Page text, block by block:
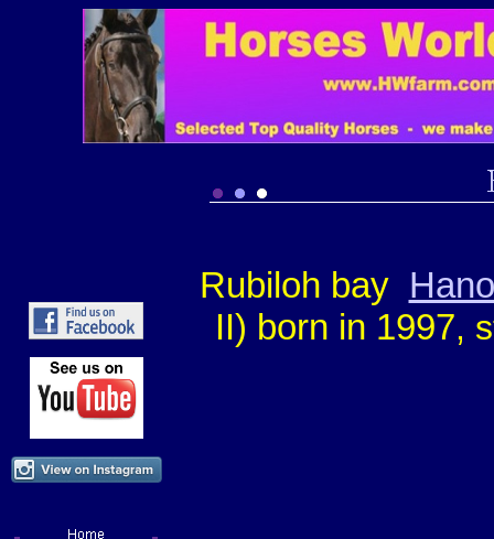
Rubiloh bay
II) born in 1997,